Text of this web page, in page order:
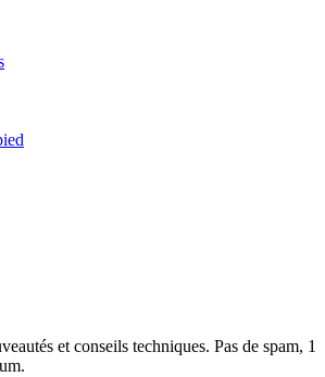
et conseils techniques. Pas de spam, 1